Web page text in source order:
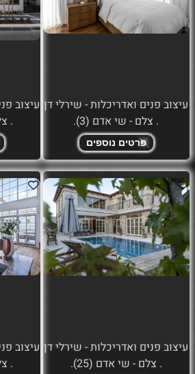
עיצוב פנים ואדריכלות - שירלי דן
. צלם - שי אדם (3).
פרטים נוספים
עיצוב
.
עיצוב פנים ואדריכלות - שירלי דן
. צלם - שי אדם (25).
עיצוב
.